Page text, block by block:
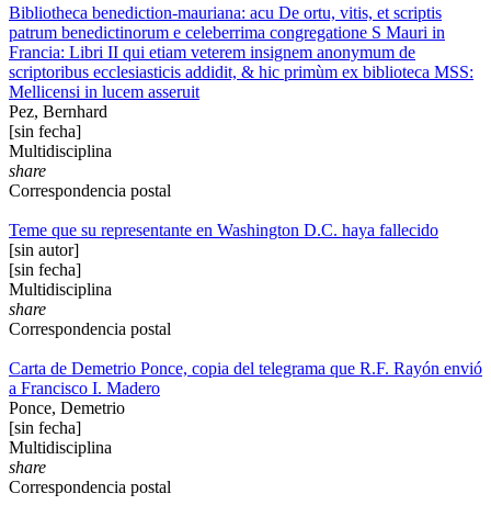
Bibliotheca benediction-mauriana: acu De ortu, vitis, et scriptis
patrum benedictinorum e celeberrima congregatione S Mauri in
Francia: Libri II qui etiam veterem insignem anonymum de
scriptoribus ecclesiasticis addidit, & hic primùm ex biblioteca MSS:
Mellicensi in lucem asseruit
Pez, Bernhard
[sin fecha]
Multidisciplina
share
Correspondencia postal
Teme que su representante en Washington D.C. haya fallecido
[sin autor]
[sin fecha]
Multidisciplina
share
Correspondencia postal
Carta de Demetrio Ponce, copia del telegrama que R.F. Rayón envió
a Francisco I. Madero
Ponce, Demetrio
[sin fecha]
Multidisciplina
share
Correspondencia postal